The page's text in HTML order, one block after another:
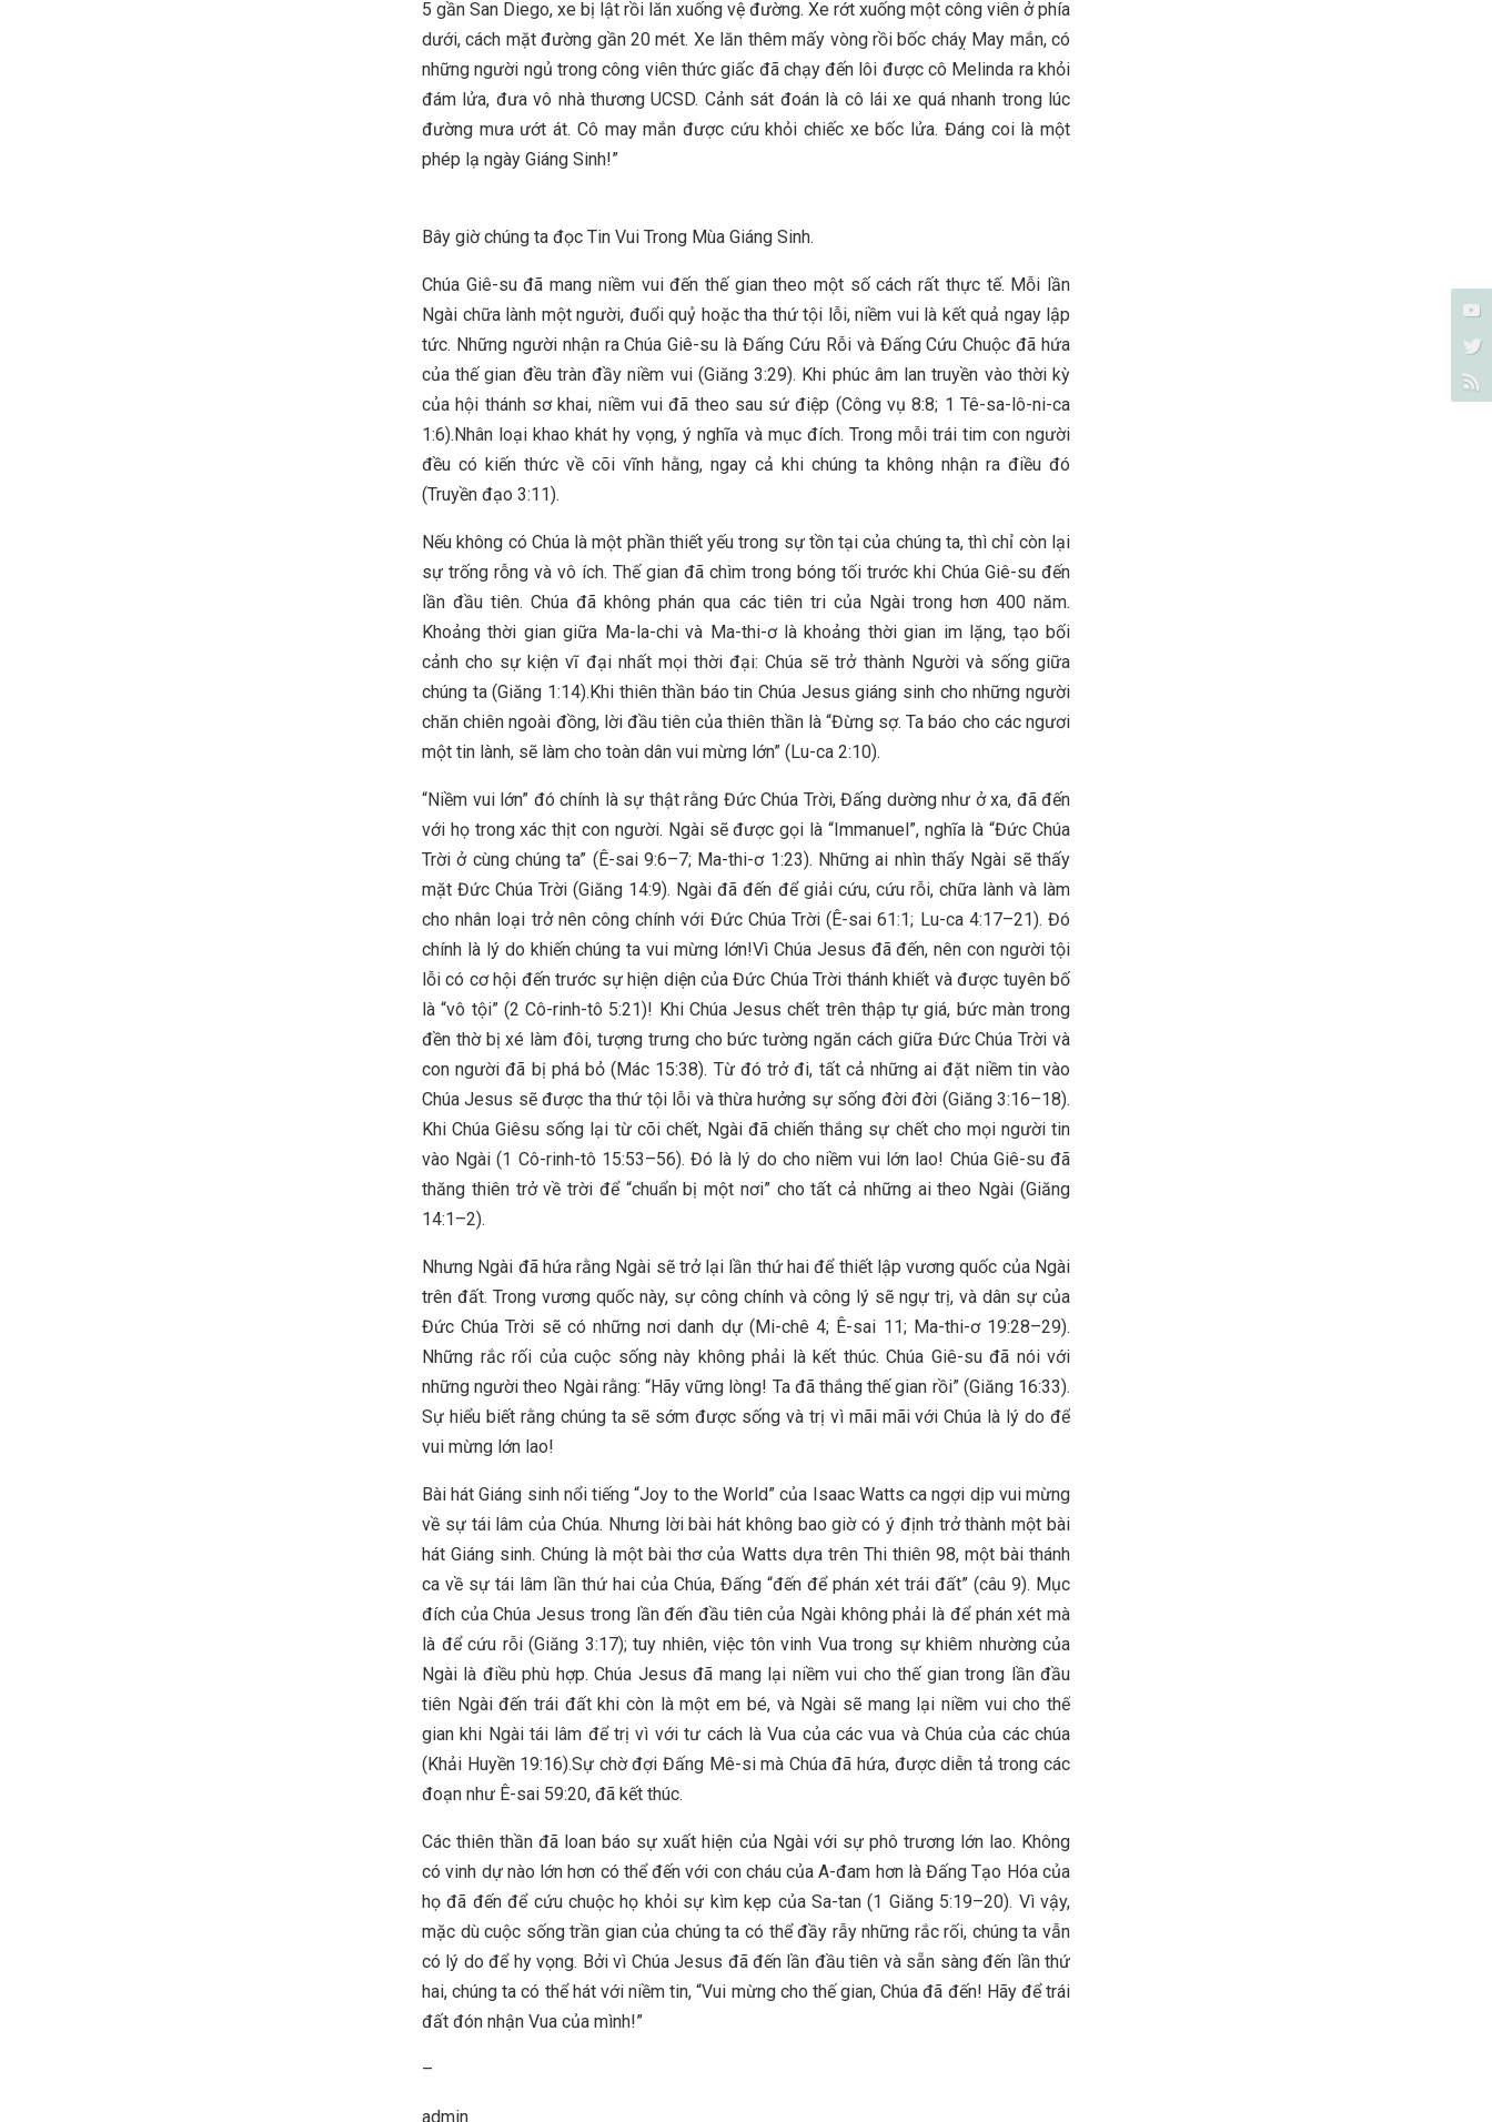
5 gần San Diego, xe bị lật rồi lăn xuống vệ đường. Xe rớt xuống một công viên ở phía
dưới, cách mặt đường gần 20 mét. Xe lăn thêm mấy vòng rồi bốc cháỵ May mắn, có
những người ngủ trong công viên thức giấc đã chạy đến lôi được cô Melinda ra khỏi
đám lửa, đưa vô nhà thương UCSD. Cảnh sát đoán là cô lái xe quá nhanh trong lúc
đường mưa ướt át. Cô may mắn được cứu khỏi chiếc xe bốc lửa. Đáng coi là một
phép lạ ngày Giáng Sinh!”
Bây giờ chúng ta đọc Tin Vui Trong Mùa Giáng Sinh.
Chúa Giê-su đã mang niềm vui đến thế gian theo một số cách rất thực tế. Mỗi lần
Ngài chữa lành một người, đuổi quỷ hoặc tha thứ tội lỗi, niềm vui là kết quả ngay lập
tức. Những người nhận ra Chúa Giê-su là Đấng Cứu Rỗi và Đấng Cứu Chuộc đã hứa
của thế gian đều tràn đầy niềm vui (Giăng 3:29). Khi phúc âm lan truyền vào thời kỳ
của hội thánh sơ khai, niềm vui đã theo sau sứ điệp (Công vụ 8:8; 1 Tê-sa-lô-ni-ca
1:6).Nhân loại khao khát hy vọng, ý nghĩa và mục đích. Trong mỗi trái tim con người
đều có kiến ​​thức về cõi vĩnh hằng, ngay cả khi chúng ta không nhận ra điều đó
(Truyền đạo 3:11).
Nếu không có Chúa là một phần thiết yếu trong sự tồn tại của chúng ta, thì chỉ còn lại
sự trống rỗng và vô ích. Thế gian đã chìm trong bóng tối trước khi Chúa Giê-su đến
lần đầu tiên. Chúa đã không phán qua các tiên tri của Ngài trong hơn 400 năm.
Khoảng thời gian giữa Ma-la-chi và Ma-thi-ơ là khoảng thời gian im lặng, tạo bối
cảnh cho sự kiện vĩ đại nhất mọi thời đại: Chúa sẽ trở thành Người và sống giữa
chúng ta (Giăng 1:14).Khi thiên thần báo tin Chúa Jesus giáng sinh cho những người
chăn chiên ngoài đồng, lời đầu tiên của thiên thần là “Đừng sợ. Ta báo cho các ngươi
một tin lành, sẽ làm cho toàn dân vui mừng lớn” (Lu-ca 2:10).
“Niềm vui lớn” đó chính là sự thật rằng Đức Chúa Trời, Đấng dường như ở xa, đã đến
với họ trong xác thịt con người. Ngài sẽ được gọi là “Immanuel”, nghĩa là “Đức Chúa
Trời ở cùng chúng ta” (Ê-sai 9:6–7; Ma-thi-ơ 1:23). Những ai nhìn thấy Ngài sẽ thấy
mặt Đức Chúa Trời (Giăng 14:9). Ngài đã đến để giải cứu, cứu rỗi, chữa lành và làm
cho nhân loại trở nên công chính với Đức Chúa Trời (Ê-sai 61:1; Lu-ca 4:17–21). Đó
chính là lý do khiến chúng ta vui mừng lớn!Vì Chúa Jesus đã đến, nên con người tội
lỗi có cơ hội đến trước sự hiện diện của Đức Chúa Trời thánh khiết và được tuyên bố
là “vô tội” (2 Cô-rinh-tô 5:21)! Khi Chúa Jesus chết trên thập tự giá, bức màn trong
đền thờ bị xé làm đôi, tượng trưng cho bức tường ngăn cách giữa Đức Chúa Trời và
con người đã bị phá bỏ (Mác 15:38). Từ đó trở đi, tất cả những ai đặt niềm tin vào
Chúa Jesus sẽ được tha thứ tội lỗi và thừa hưởng sự sống đời đời (Giăng 3:16–18).
Khi Chúa Giêsu sống lại từ cõi chết, Ngài đã chiến thắng sự chết cho mọi người tin
vào Ngài (1 Cô-rinh-tô 15:53–56). Đó là lý do cho niềm vui lớn lao! Chúa Giê-su đã
thăng thiên trở về trời để “chuẩn bị một nơi” cho tất cả những ai theo Ngài (Giăng
14:1–2).
Nhưng Ngài đã hứa rằng Ngài sẽ trở lại lần thứ hai để thiết lập vương quốc của Ngài
trên đất. Trong vương quốc này, sự công chính và công lý sẽ ngự trị, và dân sự của
Đức Chúa Trời sẽ có những nơi danh dự (Mi-chê 4; Ê-sai 11; Ma-thi-ơ 19:28–29).
Những rắc rối của cuộc sống này không phải là kết thúc. Chúa Giê-su đã nói với
những người theo Ngài rằng: “Hãy vững lòng! Ta đã thắng thế gian rồi” (Giăng 16:33).
Sự hiểu biết rằng chúng ta sẽ sớm được sống và trị vì mãi mãi với Chúa là lý do để
vui mừng lớn lao!
Bài hát Giáng sinh nổi tiếng “Joy to the World” của Isaac Watts ca ngợi dịp vui mừng
về sự tái lâm của Chúa. Nhưng lời bài hát không bao giờ có ý định trở thành một bài
hát Giáng sinh. Chúng là một bài thơ của Watts dựa trên Thi thiên 98, một bài thánh
ca về sự tái lâm lần thứ hai của Chúa, Đấng “đến để phán xét trái đất” (câu 9). Mục
đích của Chúa Jesus trong lần đến đầu tiên của Ngài không phải là để phán xét mà
là để cứu rỗi (Giăng 3:17); tuy nhiên, việc tôn vinh Vua trong sự khiêm nhường của
Ngài là điều phù hợp. Chúa Jesus đã mang lại niềm vui cho thế gian trong lần đầu
tiên Ngài đến trái đất khi còn là một em bé, và Ngài sẽ mang lại niềm vui cho thế
gian khi Ngài tái lâm để trị vì với tư cách là Vua của các vua và Chúa của các chúa
(Khải Huyền 19:16).Sự chờ đợi Đấng Mê-si mà Chúa đã hứa, được diễn tả trong các
đoạn như Ê-sai 59:20, đã kết thúc.
Các thiên thần đã loan báo sự xuất hiện của Ngài với sự phô trương lớn lao. Không
có vinh dự nào lớn hơn có thể đến với con cháu của A-đam hơn là Đấng Tạo Hóa của
họ đã đến để cứu chuộc họ khỏi sự kìm kẹp của Sa-tan (1 Giăng 5:19–20). Vì vậy,
mặc dù cuộc sống trần gian của chúng ta có thể đầy rẫy những rắc rối, chúng ta vẫn
có lý do để hy vọng. Bởi vì Chúa Jesus đã đến lần đầu tiên và sẵn sàng đến lần thứ
hai, chúng ta có thể hát với niềm tin, “Vui mừng cho thế gian, Chúa đã đến! Hãy để trái
đất đón nhận Vua của mình!”
–
admin